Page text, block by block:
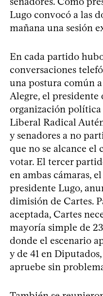
Lugo convocó a las
mañana una sesión
En cada partido
conversaciones
una postura común
Alegre, el presidente
organización
Liberal Radical
y senadores a no
que no se alcance el
votar. El tercer
en ambas cámaras,
presidente Lugo,
dimisión de Cartes.
aceptada, Cartes
mayoría simple de
donde el escenario
y de 41 en
apruebe sin